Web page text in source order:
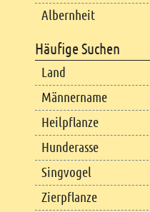
Albernheit
Häufige Suchen
Land
Männername
Heilpflanze
Hunderasse
Singvogel
Zierpflanze